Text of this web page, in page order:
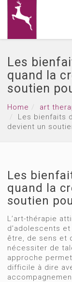
Les
quand la
soutien
Home
art
Les bienfaits
devient un
Les
quand la
soutien
L’art-thérapie
d’adolescents
être, de sens et
nécessiter de
approche
difficile à dire